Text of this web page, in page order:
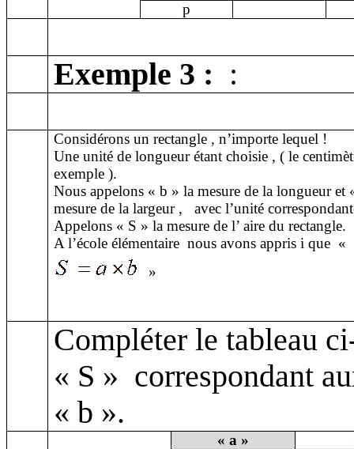
p
Exemple 3 : :
Considérons unrectangle , n’importe lequel !
Une unité de longueur étantchoisie , ( le
exemple ).
Nous appelons « b » la mesure de la longueur et
mesure de lalargeur ,
avec l’unité
Appelons « S » la mesure del’ aire du rectangle.
A l’école élémentaire nous avons appris i que «
»
Compléter le tableau
« S » correspondant
« b ».
« a »